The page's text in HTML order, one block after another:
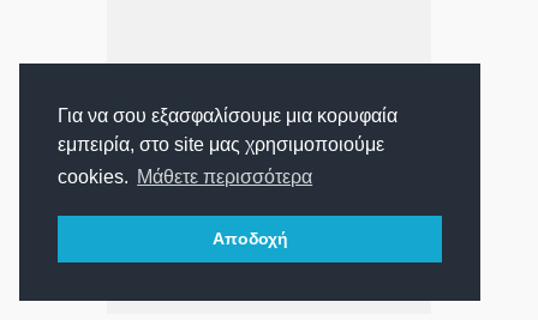
Για να σου εξασφαλίσουμε μια κορυφαία
εμπειρία, στο site μας χρησιμοποιούμε
cookies. Μάθετε περισσότερα
Αποδοχή
Προβολή:
2 3